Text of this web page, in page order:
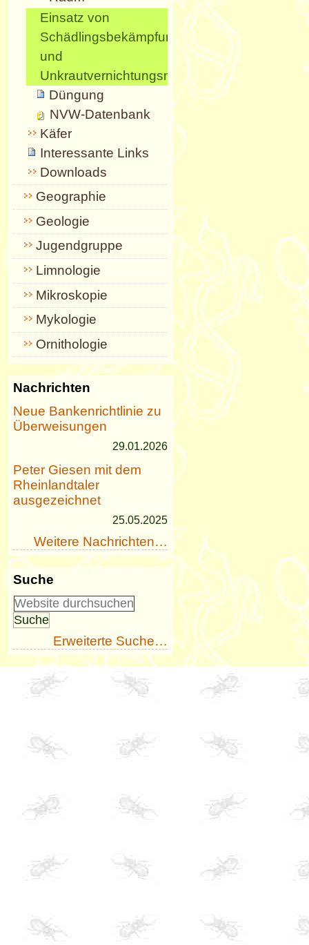
Einsatz von
Schädlingsbekämpfungsmitteln
und
Unkrautvernichtungsmitteln
Düngung
NVW-Datenbank
Käfer
Interessante Links
Downloads
Geographie
Geologie
Jugendgruppe
Limnologie
Mikroskopie
Mykologie
Ornithologie
Nachrichten
Neue Bankenrichtlinie zu
Überweisungen
29.01.2026
Peter Giesen mit dem
Rheinlandtaler
ausgezeichnet
25.05.2025
Weitere Nachrichten…
Suche
Erweiterte Suche…